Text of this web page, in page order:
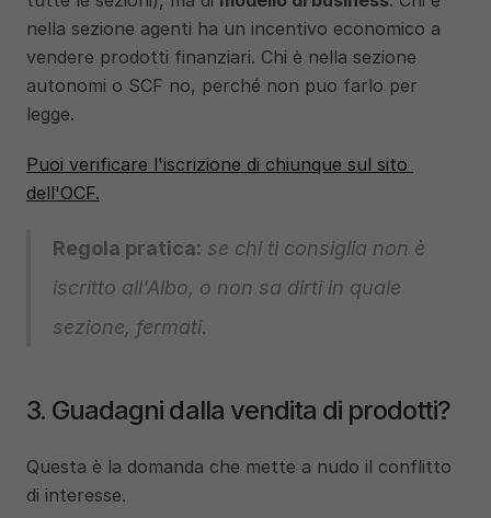
nella sezione agenti ha un incentivo economico a
vendere prodotti finanziari. Chi è nella sezione
autonomi o SCF no, perché non puo farlo per
legge.
Puoi verificare l'iscrizione di chiunque sul sito
dell'OCF.
Regola pratica: se chi ti consiglia non è
iscritto all'Albo, o non sa dirti in quale
sezione, fermati.
3. Guadagni dalla vendita di prodotti?
Questa è la domanda che mette a nudo il conflitto
di interesse.